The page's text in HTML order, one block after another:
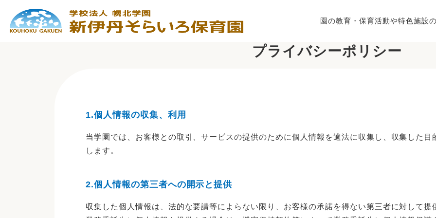
園の教育・保育活動や特色施設
プライバシーポリシー
1.個人情報の収集、利用
当学園では、お客様との取引、サービスの提供のために個人情報を適法に収集し、収集した
します。
2.個人情報の第三者への開示と提供
収集した個人情報は、法的な要請等によらない限り、お客様の承諾を得ない第三者に対して